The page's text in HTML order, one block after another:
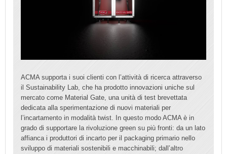
ACMA supporta i suoi clienti con l’attività di ricerca attraverso
il Sustainability Lab, che ha prodotto innovazioni uniche sul
mercato come Material Gate, una unità di test brevettata
dedicata alla sperimentazione di nuovi materiali per
l’incartamento in modalità twist. In questo modo ACMA è in
grado di supportare la rivoluzione green su più fronti: da un lato
affianca i produttori di incarto per il packaging primario nello
sviluppo di materiali sostenibili e macchinabili; dall’altro